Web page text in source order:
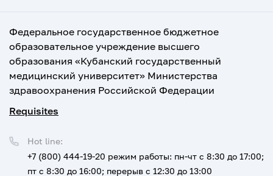
Федеральное государственное бюджетное
образовательное учреждение высшего
образования «Кубанский государственный
медицинский университет» Министерства
здравоохранения Российской Федерации
Requisites
Hot line:
+7 (800) 444-19-20 режим работы: пн-чт с 8:30 до 17:00;
пт с 8:30 до 16:00; перерыв с 12:30 до 13:00